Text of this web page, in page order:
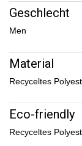
Geschlecht
Men
Material
Recyceltes
Eco-friendly
Recyceltes